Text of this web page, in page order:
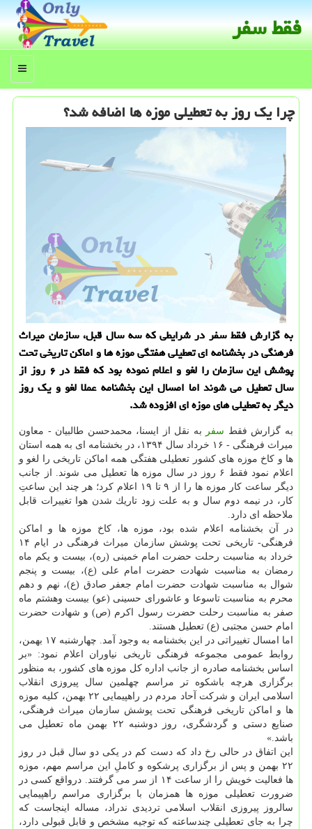
فقط سفر
منو
چرا یك روز به تعطیلی موزه ها اضافه شد؟
به گزارش فقط سفر در شرایطی كه سه سال قبل، سازمان میراث
فرهنگی در بخشنامه ای تعطیلی هفتگی موزه ها و اماكن تاریخی تحت
پوشش این سازمان را لغو و اعلام نموده بود كه فقط در ۶ روز از
سال تعطیل می شوند اما امسال این بخشنامه عملا لغو و یك روز
دیگر به تعطیلی های موزه ای افزوده شد.
به گزارش فقط سفر
به نقل از ایسنا، محمدحسن طالبیان - معاون
میراث فرهنگی - ۱۶ خرداد سال ۱۳۹۴، در بخشنامه ای به همه استان
ها و كاخ موزه های كشور تعطیلی هفتگی همه اماكن تاریخی را لغو و
اعلام نمود فقط ۶ روز در سال موزه ها تعطیل می شوند. از جانب
دیگر ساعت كار موزه ها را از ۹ تا ۱۹ اعلام كرد؛ هر چند این ساعتِ
كار، در نیمه دوم سال و به علت زود تاریك شدن هوا تغییرات قابل
ملاحظه ای دارد.
در آن بخشنامه اعلام شده بود، موزه ها، كاخ موزه ها و اماكن
فرهنگی- تاریخی تحت پوشش سازمان میراث فرهنگی در ایام ۱۴
خرداد به مناسبت رحلت حضرت امام خمینی (ره)، بیست و یكم ماه
رمضان به مناسبت شهادت حضرت امام علی (ع)، بیست و پنجم
شوال به مناسبت شهادت حضرت امام جعفر صادق (ع)، نهم و دهم
محرم به مناسبت تاسوعا و عاشورای حسینی (عو) بیست وهشتم ماه
صفر به مناسبت رحلت حضرت رسول اكرم (ص) و شهادت حضرت
امام حسن مجتبی (ع) تعطیل هستند.
اما امسال تغییراتی در این بخشنامه به وجود آمد. چهارشنبه ۱۷ بهمن،
روابط عمومی مجموعه فرهنگی تاریخی نیاوران اعلام نمود: «بر
اساس بخشنامه صادره از جانب اداره كل موزه های كشور، به منظور
برگزاری هرچه باشكوه تر مراسم چهلمین سال پیروزی انقلاب
اسلامی ایران و شركت آحاد مردم در راهپیمایی ۲۲ بهمن، كلیه موزه
ها و اماكن تاریخی فرهنگی تحت پوشش سازمان میراث فرهنگی،
صنایع دستی و گردشگری، روز دوشنبه ۲۲ بهمن ماه تعطیل می
باشد.»
این اتفاق در حالی رخ داد كه دست كم در یكی دو سال قبل در روز
۲۲ بهمن و پس از برگزاری پرشكوه و كاملِ این مراسم مهم، موزه
ها فعالیت خویش را از ساعت ۱۴ از سر می گرفتند. درواقع كسی در
ضرورت تعطیلی موزه ها همزمان با برگزاری مراسم راهپیمایی
سالروز پیروزی انقلاب اسلامی تردیدی ندراد، مساله اینجاست كه
چرا به جای تعطیلی چندساعته كه توجیه مشخص و قابل قبولی دارد،